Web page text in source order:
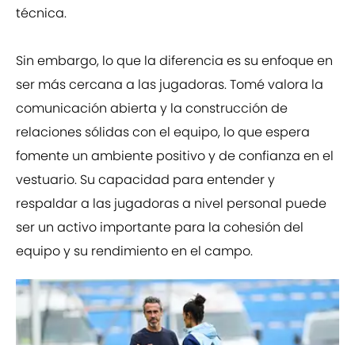
técnica.
Sin embargo, lo que la diferencia es su enfoque en
ser más cercana a las jugadoras. Tomé valora la
comunicación abierta y la construcción de
relaciones sólidas con el equipo, lo que espera
fomente un ambiente positivo y de confianza en el
vestuario. Su capacidad para entender y
respaldar a las jugadoras a nivel personal puede
ser un activo importante para la cohesión del
equipo y su rendimiento en el campo.